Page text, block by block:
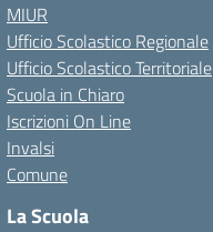
MIUR
Ufficio Scolastico Regionale
Ufficio Scolastico Territoriale
Scuola in Chiaro
Iscrizioni On Line
Invalsi
Comune
La Scuola